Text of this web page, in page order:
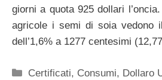
giorni a quota 925 dollari
agricole i semi di soia vedono
dell’1,6% a 1277 centesimi
Categorie
Certificati, Consumi, Dollaro